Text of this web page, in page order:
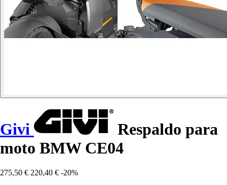
Givi
Respaldo para
moto BMW CE04
275,50 € 220,40 € -20%